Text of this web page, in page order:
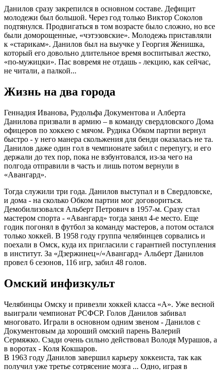
Данилов сразу закрепился в основном составе. Дефицит
молодежи был большой. Через год только Виктор Соколов
подтянулся. Продвигаться в том возрасте было сложно, но все
были доморощенные, «чэтэзовские». Молодежь приставляли
к «старикам». Данилов был на выучке у Георгия Женишка,
который его довольно длительное время воспитывал жестко,
«по-мужицки». Пас вовремя не отдашь - лекцию, как сейчас,
не читали, а палкой...
Жизнь на два города
Геннадия Иванова, Рудольфа Документова и Алберта
Данилова призвали в армию – в команду свердловского Дома
офицеров по хоккею с мячом. Рудика Обком партии вернул
быстро - у него манера скольжения для бенди оказалась не та.
Данилов даже один гол в чемпионате забил с перепугу, и его
держали до тех пор, пока не взбунтовался, из-за чего на
полгода отправили в часть и лишь потом вернули в
«Авангард».
Тогда служили три года. Данилов выступал и в Свердловске,
и дома - на сколько Обком партии мог договориться.
Демобилизовался Альберт Петрович в 1957-м. Сразу стал
мастером спорта - «Авангард» тогда занял 4-е место. Еще
годик погонял в футбол за команду мастеров, а потом остался
только хоккей. В 1958 году группа челябинцев сорвались и
поехали в Омск, куда их пригласили с гарантией поступления
в институт. За «Дзержинец»/«Авангард» Альберт Данилов
провел 6 сезонов, 116 игр, забил 48 голов.
Омский инфизкульт
Челябинцы Омску и привезли хоккей класса «А». Уже весной
выиграли чемпионат РСФСР. Голов Данилов забивал
многовато. Играли в основном одним звеном - Данилов с
Документовым да хороший омский парень Валерий
Сермяжко. Сзади очень сильно действовал Володя Мурашов, а
в воротах - Коля Кокшаров.
В 1963 году Данилов завершил карьеру хоккеиста, так как
получил уже третье сотрясение мозга ... Одно, играя в